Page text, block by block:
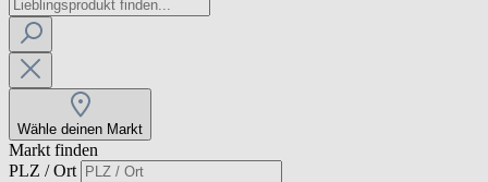
Wähle deinen Markt
Markt finden
PLZ / Ort